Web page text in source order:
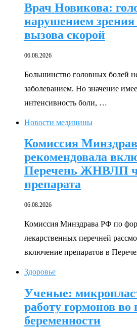
Врач Новикова:
нарушением зрения
вызова скорой
06.08.2026
Большинство головных болей
заболеванием. Но значение
интенсивность боли, …
Новости медицины
Комиссия
рекомендовала
Перечень ЖНВЛП
препарата
06.08.2026
Комиссия Минздрава РФ по
лекарственных перечней
включение препаратов в
Здоровье
Ученые:
работу гормонов во
беременности